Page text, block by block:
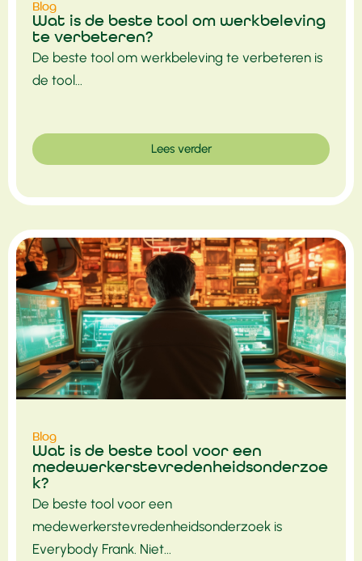
Blog
Wat is de beste tool om werkbeleving
te verbeteren?
De beste tool om werkbeleving te verbeteren is
de tool...
Lees verder
Blog
Wat is de beste tool voor een
medewerkerstevredenheidsonderzoe
k?
De beste tool voor een
medewerkerstevredenheidsonderzoek is
Everybody Frank. Niet...